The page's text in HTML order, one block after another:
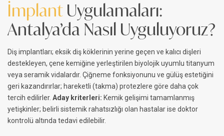
İmplant Uygulamaları:
Antalya’da Nasıl Uyguluyoruz?
Diş implantları; eksik diş köklerinin yerine geçen ve kalıcı dişleri
destekleyen, çene kemiğine yerleştirilen biyolojik uyumlu titanyum
veya seramik vidalardır. Çiğneme fonksiyonunu ve gülüş estetiğini
geri kazandırırlar; hareketli (takma) protezlere göre daha çok
tercih edilirler. Aday kriterleri: Kemik gelişimi tamamlanmış
yetişkinler; belirli sistemik rahatsızlığı olan hastalar ise doktor
kontrolü altında tedavi edilebilir.